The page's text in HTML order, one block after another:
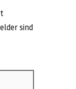
sind